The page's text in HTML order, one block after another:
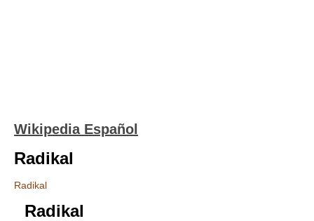
Wikipedia Español
Radikal
Radikal
Radikal